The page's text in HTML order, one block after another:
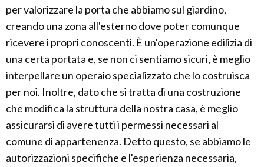
per valorizzare la porta che abbiamo sul giardino,
creando una zona all'esterno dove poter comunque
ricevere i propri conoscenti. È un'operazione edilizia di
una certa portata e, se non ci sentiamo sicuri, è meglio
interpellare un operaio specializzato che lo costruisca
per noi. Inoltre, dato che si tratta di una costruzione
che modifica la struttura della nostra casa, è meglio
assicurarsi di avere tutti i permessi necessari al
comune di appartenenza. Detto questo, se abbiamo le
autorizzazioni specifiche e l'esperienza necessaria,